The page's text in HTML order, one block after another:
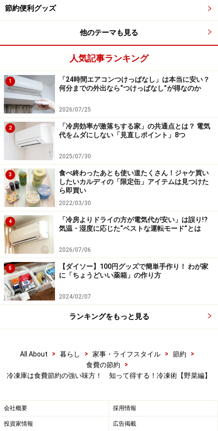
※記事内容は執筆時点のものです。最新の内容をご確認くださ
【編集部おすすめの購入サイト】
Amazonで節約対策の書籍をチェック！
楽天市場で節約関連の書籍をチェック！
節約便利グッズ
他のテーマも見る
人気記事ランキング
1
「24時間エアコンつけっぱなし」は本当に安い？
何分までの外出なら“つけっぱなし”が得なのか
2026/07/25
2
「冷房効率が激落ちする家」の共通点とは？ 電気
代をムダにしない「見直しポイント」8つ
2025/07/30
3
食べ終わったあとも使い道たくさん！ジャケ買い
したいカルディの「限定缶」アイテムは見つけた
ら即買い
2022/03/30
4
「冷房よりドライの方が電気代が安い」は誤り!?
気温・湿度に応じた“ベストな運転モード”とは
2026/07/06
5
【ダイソー】100円グッズで簡単手作り！ わが家
に「ちょうどいい薬箱」の作り方
2024/02/07
ランキングをもっと見る
All About > 暮らし > 家事・ライフスタイル > 節約
>
食費の節約
>
冷凍庫は食費節約の強い味方！ 知って得する！冷凍術【野菜編】
会社概要 採用情報
投資家情報 広告掲載